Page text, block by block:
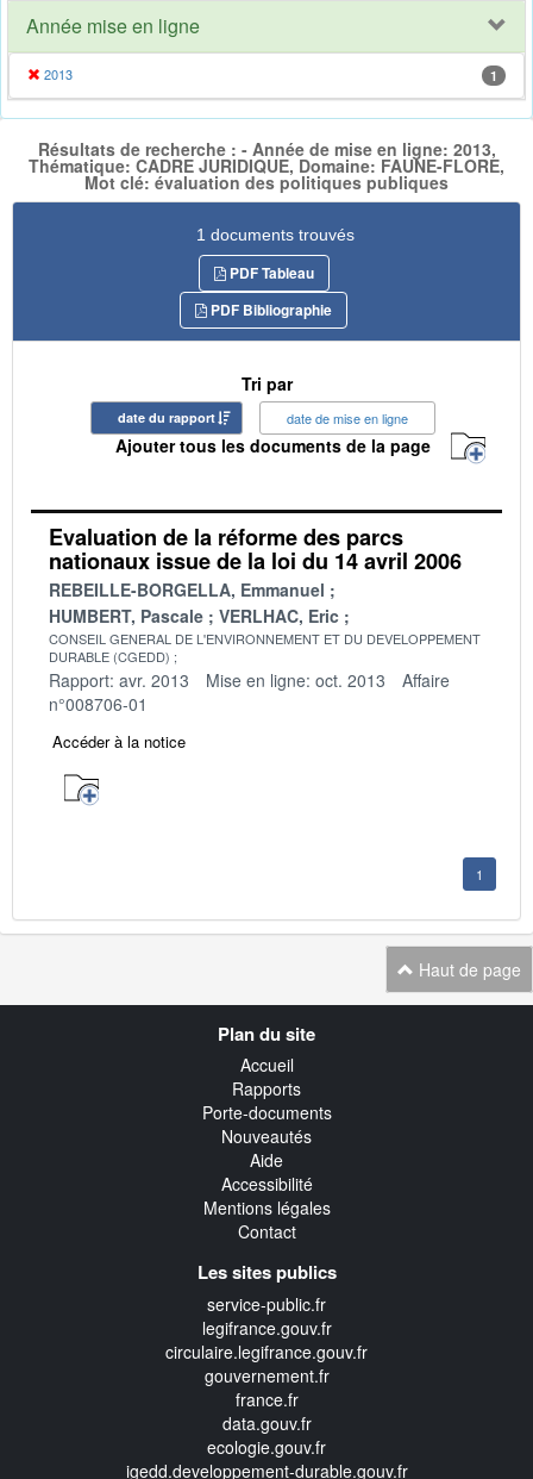
Année mise en ligne
2013 1
Résultats de recherche : - Année de mise en ligne: 2013,
Thématique: CADRE JURIDIQUE, Domaine: FAUNE-FLORE,
Mot clé: évaluation des politiques publiques
1 documents trouvés
PDF Tableau
PDF Bibliographie
Tri par
date du rapport date de mise en ligne
Ajouter tous les documents de la page
Evaluation de la réforme des parcs
nationaux issue de la loi du 14 avril 2006
REBEILLE-BORGELLA, Emmanuel
HUMBERT, Pascale
VERLHAC, Eric
CONSEIL GENERAL DE L'ENVIRONNEMENT ET DU DEVELOPPEMENT
DURABLE (CGEDD)
Rapport: avr. 2013 Mise en ligne: oct. 2013
Affaire
n°008706-01
Accéder à la notice
1
Haut de page
Plan du site
Accueil
Rapports
Porte-documents
Nouveautés
Aide
Accessibilité
Mentions légales
Contact
Les sites publics
service-public.fr
legifrance.gouv.fr
circulaire.legifrance.gouv.fr
gouvernement.fr
france.fr
data.gouv.fr
ecologie.gouv.fr
igedd.developpement-durable.gouv.fr